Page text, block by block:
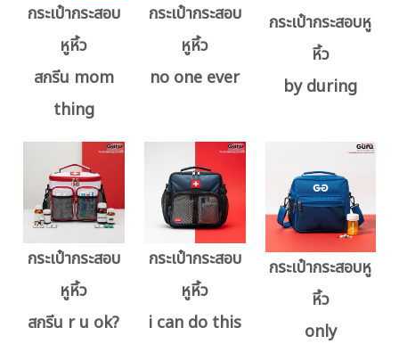
กระเป๋ากระสอบ
หูหิ้ว
สกรีน mom
thing
กระเป๋ากระสอบ
หูหิ้ว
no one ever
กระเป๋ากระสอบหู
หิ้ว
by during
กระเป๋ากระสอบ
หูหิ้ว
สกรีน r u ok?
กระเป๋ากระสอบ
หูหิ้ว
i can do this
กระเป๋ากระสอบหู
หิ้ว
only